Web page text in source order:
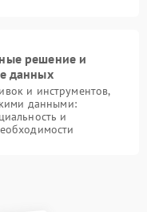
решение и
данных
и инструментов,
данными:
и